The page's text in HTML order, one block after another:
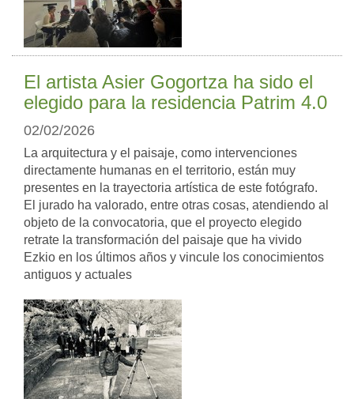
El artista Asier Gogortza ha sido el
elegido para la residencia Patrim 4.0
02/02/2026
La arquitectura y el paisaje, como intervenciones
directamente humanas en el territorio, están muy
presentes en la trayectoria artística de este fotógrafo.
El jurado ha valorado, entre otras cosas, atendiendo al
objeto de la convocatoria, que el proyecto elegido
retrate la transformación del paisaje que ha vivido
Ezkio en los últimos años y vincule los conocimientos
antiguos y actuales